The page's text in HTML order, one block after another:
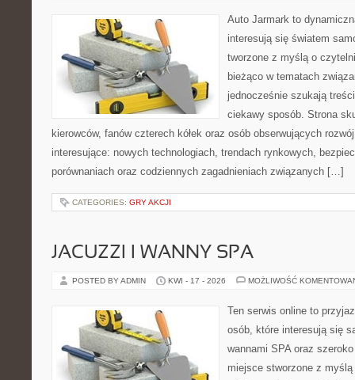
Auto Jarmark to
interesują się światem
tworzone z myślą o
bieżąco w tematach
jednocześnie szukają
ciekawy sposób. Strona
kierowców, fanów czterech kółek oraz osób obserwujących
interesujące: nowych technologiach, trendach rynkowych,
porównaniach oraz codziennych zagadnieniach związanych […]
CATEGORIES: GRY AKCJI
JACUZZI I WANNY SPA
POSTED BY ADMIN KWI - 17 - 2026 MOŻLIWOŚĆ
Ten serwis online to
osób, które interesują się
wannami SPA oraz
miejsce stworzone z